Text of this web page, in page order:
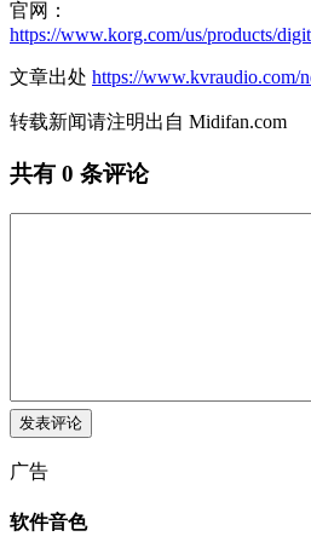
官网：
https://www.korg.com/us/products/
文章出处 https://www.kvraudio.com/
转载新闻请注明出自 Midifan.com
共有 0 条评论
广告
软件音色